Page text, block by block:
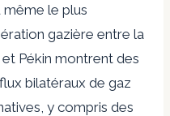
le plus
gazière entre la
Pékin montrent des
bilatéraux de gaz
y compris des